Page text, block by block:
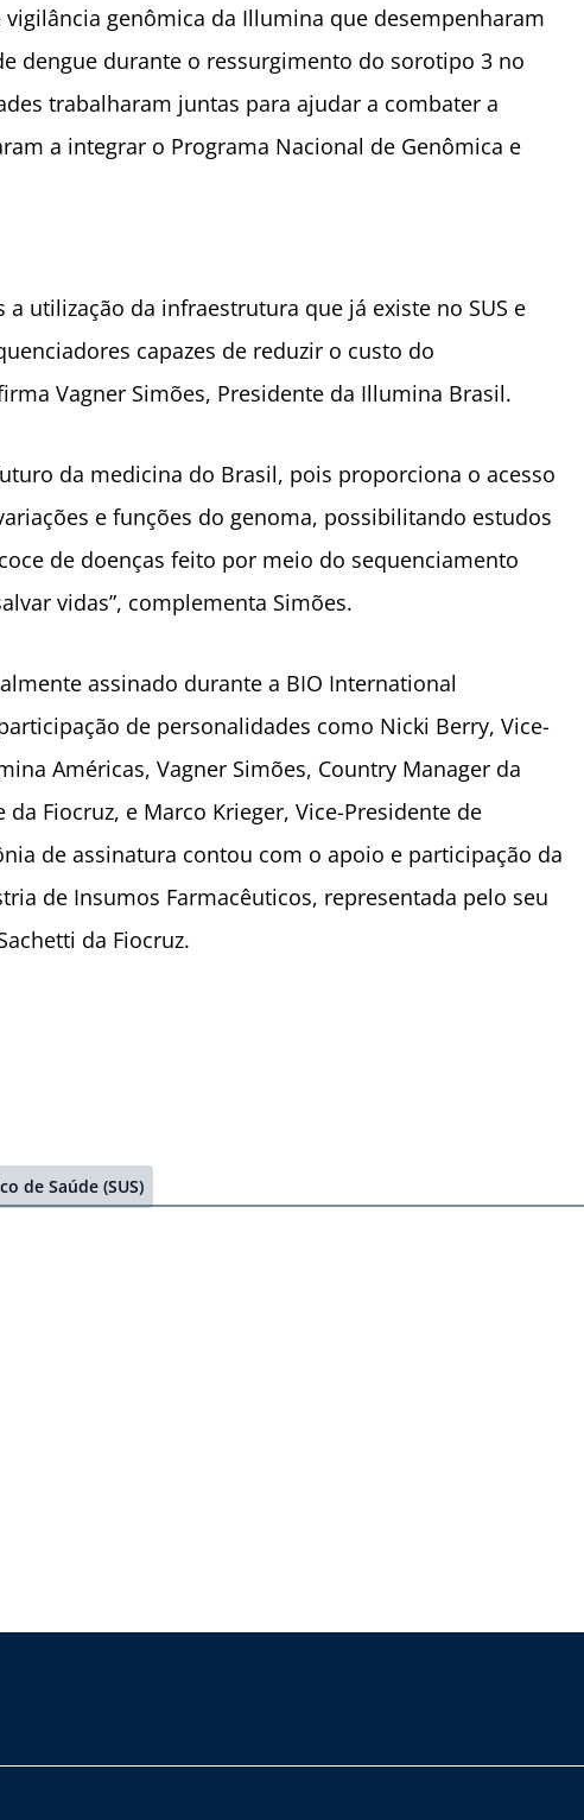
genômica da Illumina que desempenharam
dengue durante o ressurgimento do sorotipo 3 no
trabalharam juntas para ajudar a combater a
a integrar o Programa Nacional de Genômica e
utilização da infraestrutura que já existe no SUS e
capazes de reduzir o custo do
Vagner Simões, Presidente da Illumina Brasil.
da medicina do Brasil, pois proporciona o acesso
e funções do genoma, possibilitando estudos
de doenças feito por meio do sequenciamento
vidas”, complementa Simões.
assinado durante a BIO International
de personalidades como Nicki Berry, Vice-
Américas, Vagner Simões, Country Manager da
Fiocruz, e Marco Krieger, Vice-Presidente de
de assinatura contou com o apoio e participação da
de Insumos Farmacêuticos, representada pelo seu
da Fiocruz.
de Saúde (SUS)